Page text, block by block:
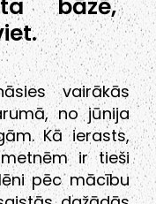
bāzē,
vairākās
no jūnija
Kā ierasts,
ir tieši
pēc mācību